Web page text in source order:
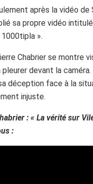
après la vidéo de
sa propre vidéo
».
Chabrier se montre
devant la
déception face à la
injuste.
: « La vérité sur
: